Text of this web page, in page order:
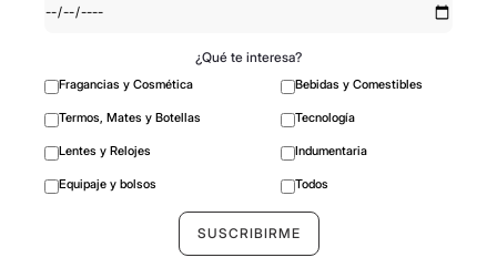
¿Qué te interesa?
Fragancias y Cosmética Bebidas y Comestibles
Termos, Mates y Botellas Tecnología
Lentes y Relojes Indumentaria
Equipaje y bolsos Todos